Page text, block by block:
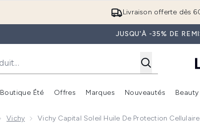
Livraison offerte dès
JUSQU'À -35% DE
Boutique Été
Accédez au sous-menu (Boutique Été )
Offres
Accédez au sous-menu (Offres)
Marques Nouveautés
Vichy Vichy Capital Soleil Huile De Protection